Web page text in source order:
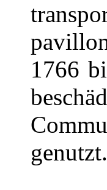
1766
genutzt.